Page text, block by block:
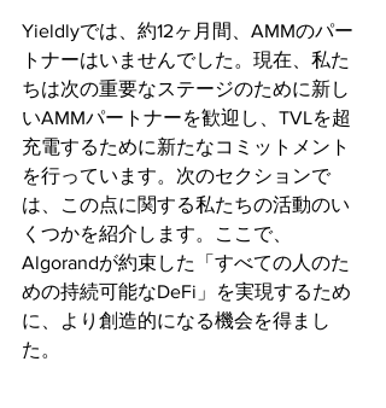
Yieldlyでは、約12ヶ月間、AMMのパー
トナーはいませんでした。現在、私た
ちは次の重要なステージのために新し
いAMMパートナーを歓迎し、TVLを超
充電するために新たなコミットメント
を行っています。次のセクションで
は、この点に関する私たちの活動のい
くつかを紹介します。ここで、
Algorandが約束した「すべての人のた
めの持続可能なDeFi」を実現するため
に、より創造的になる機会を得まし
た。